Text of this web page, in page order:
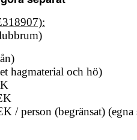
:
hagmaterial och hö)
/ person (begränsat) (egna